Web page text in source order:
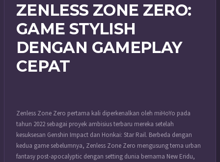
ZENLESS ZONE ZERO:
GAME STYLISH
DENGAN GAMEPLAY
CEPAT
Zenless Zone Zero pertama kali diperkenalkan oleh miHoYo pada
tahun 2022 sebagai proyek ambisius terbaru mereka setelah
kesuksesan Genshin Impact dan Honkai: Star Rail. Berbeda dengan
kedua game sebelumnya, Zenless Zone Zero mengusung tema urban
fantasy post-apocalyptic dengan setting dunia bernama New Eridu,